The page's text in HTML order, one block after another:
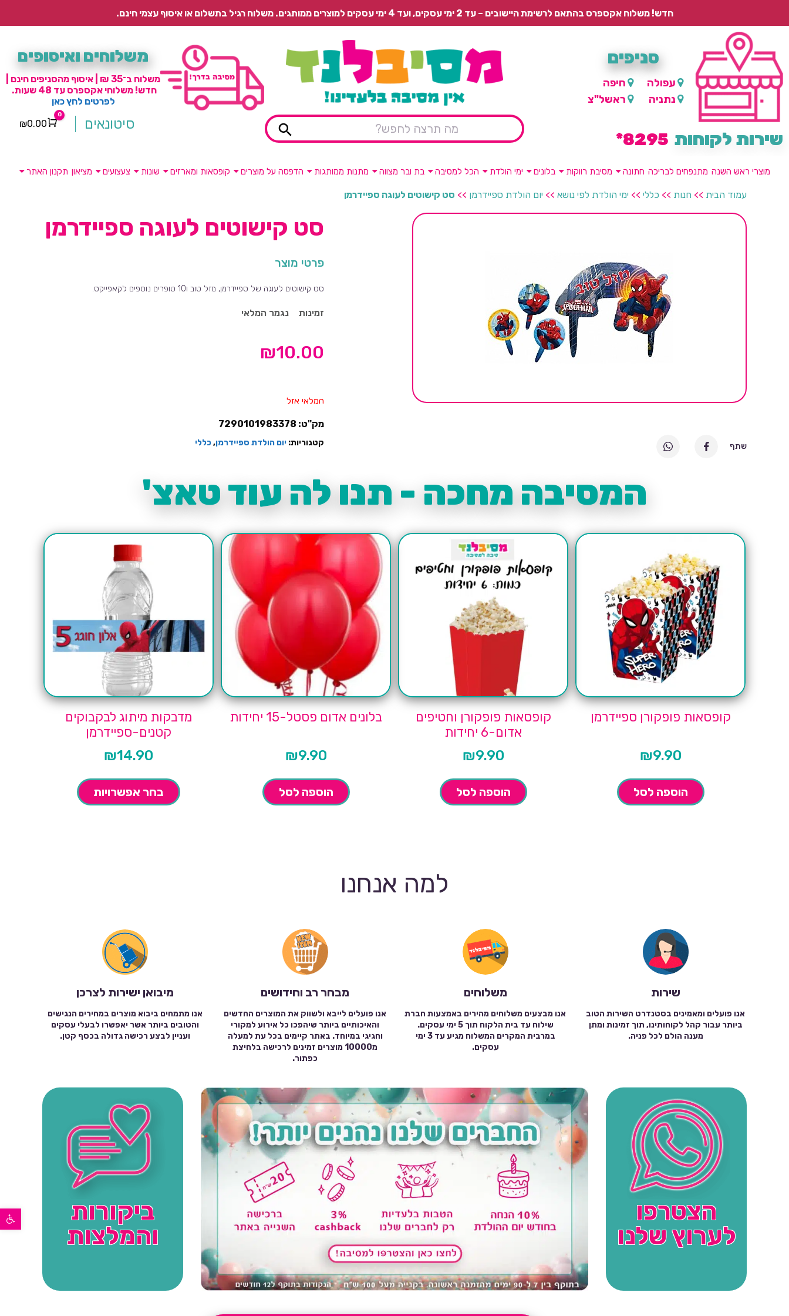
פתח סרגל נגישות
חדש! משלוח אקספרס בהתאם לרשימת היישובים – עד 2 ימי עסקים, ועד 4 ימי עסקים למוצרים ממותגים. משלוח רגיל בתשלום או איסוף עצמי חינם.
סניפים
עפולה
חיפה
נתניה
ראשל"צ
שירות לקוחות 8295*
משלוחים ואיסופים
משלוח ב־35 ₪ | איסוף מהסניפים חינם |
חדש! משלוחי אקספרס עד 48 שעות.
לפרטים לחץ כאן
סיטונאים Cart
0
₪0.00
מוצרי ראש השנה מתנפחים לבריכה חתונה מסיבת רווקות בלונים ימי הולדת הכל למסיבה בת ובר מצווה מתנות ממותגות הדפסה על מוצרים קופסאות ומארזים שונות צעצועים מציאון תקנון האתר
עמוד הבית >> חנות >> כללי >> ימי הולדת לפי נושא >> יום הולדת ספיידרמן >> סט קישוטים לעוגה ספיידרמן
שתף
סט קישוטים לעוגה ספיידרמן
פרטי מוצר
סט קישוטים לעוגה של ספיידרמן, מזל טוב ו10 טופרים נוספים לקאפייקס.
זמינות נגמר המלאי
₪10.00
המלאי אזל
מק"ט: 7290101983378
קטגוריות: יום הולדת ספיידרמן,כללי
המסיבה מחכה - תנו לה עוד טאצ'
קופסאות פופקורן ספיידרמן
₪9.90
הוספה לסל
קופסאות פופקורן וחטיפים
אדום-6 יחידות
₪9.90
הוספה לסל
בלונים אדום פסטל-15 יחידות
₪9.90
הוספה לסל
מדבקות מיתוג לבקבוקים
קטנים-ספיידרמן
₪14.90
בחר אפשרויות
למה אנחנו
שירות
אנו פועלים ומאמינים בסטנדרט השירות הטוב
ביותר עבור קהל לקוחותינו, תוך זמינות ומתן
מענה הולם לכל פניה.
משלוחים
אנו מבצעים משלוחים מהירים באמצעות חברת
שילוח עד בית הלקוח תוך 5 ימי עסקים.
במרבית המקרים המשלוח מגיע עד 3 ימי
עסקים.
מבחר רב וחידושים
אנו פועלים לייבא ולשווק את המוצרים החדשים
והאיכותיים ביותר שיהפכו כל אירוע למקורי
וחגיגי במיוחד. באתר קיימים בכל עת למעלה
מ10000 מוצרים זמינים לרכישה בלחיצת
כפתור.
מיבואן ישירות לצרכן
אנו מתמחים ביבוא מוצרים במחירים הנגישים
והטובים ביותר אשר יאפשרו לבעלי עסקים
ועניין לבצע רכישה גדולה בכסף קטן.
הצטרפו
לערוץ שלנו
ביקורות
והמלצות